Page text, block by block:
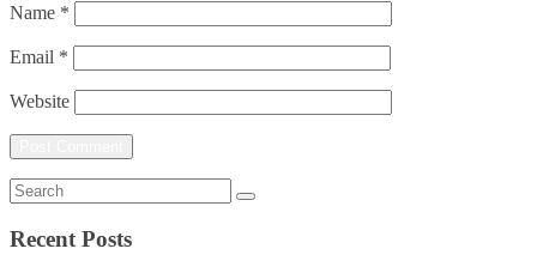
Name *
Email *
Website
Recent Posts